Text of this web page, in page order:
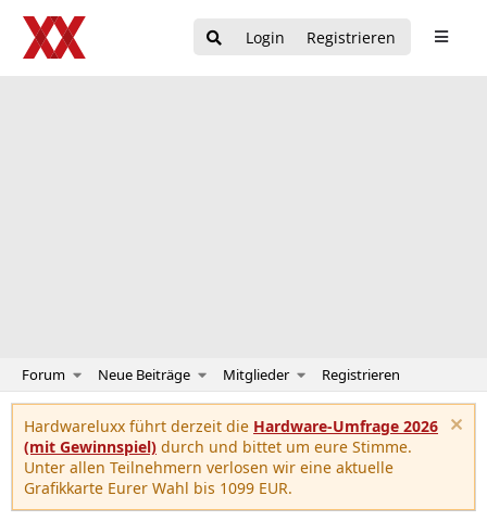
Login Registrieren
Forum Neue Beiträge Mitglieder Registrieren
Hardwareluxx führt derzeit die Hardware-Umfrage 2026
(mit Gewinnspiel) durch und bittet um eure Stimme.
Unter allen Teilnehmern verlosen wir eine aktuelle
Grafikkarte Eurer Wahl bis 1099 EUR.